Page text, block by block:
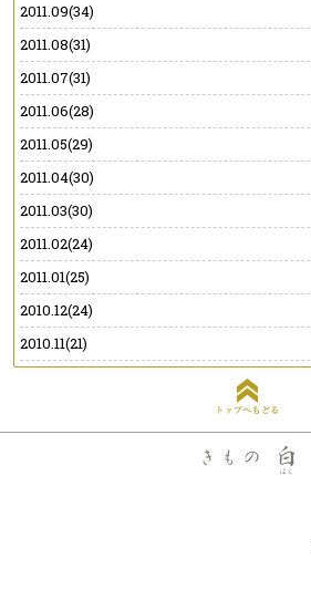
2011.09(34)
2011.08(31)
2011.07(31)
2011.06(28)
2011.05(29)
2011.04(30)
2011.03(30)
2011.02(24)
2011.01(25)
2010.12(24)
2010.11(21)